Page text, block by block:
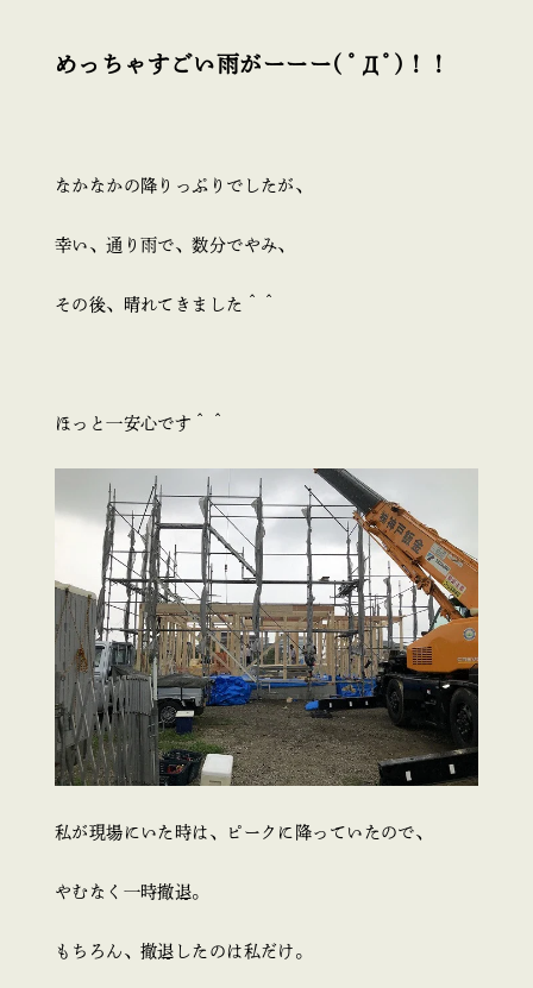
めっちゃすごい雨がーーー( ﾟДﾟ)！！
なかなかの降りっぷりでしたが、
幸い、通り雨で、数分でやみ、
その後、晴れてきました＾＾
ほっと一安心です＾＾
私が現場にいた時は、ピークに降っていたので、
やむなく一時撤退。
もちろん、撤退したのは私だけ。